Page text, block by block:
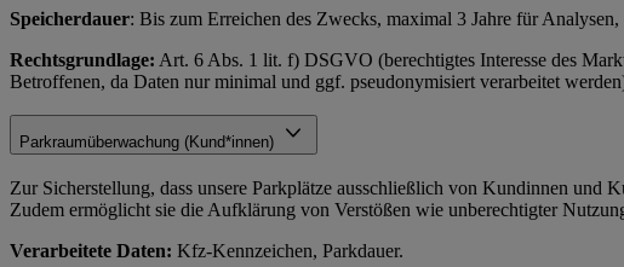
Speicherdauer: Bis zum Erreichen des Zwecks, maximal 3 Jahre für
Rechtsgrundlage: Art. 6 Abs. 1 lit. f) DSGVO (berechtigtes Interesse des
Betroffenen, da Daten nur minimal und ggf. pseudonymisiert verarbeitet
Parkraumüberwachung (Kund*innen)
Zur Sicherstellung, dass unsere Parkplätze ausschließlich von Kundinnen und
Zudem ermöglicht sie die Aufklärung von Verstößen wie unberechtigter
Verarbeitete Daten: Kfz-Kennzeichen, Parkdauer.